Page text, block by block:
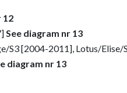
12
See diagram nr 13
S3 [2004-2011], Lotus/
diagram nr 13